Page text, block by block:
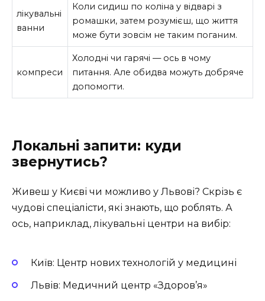
лікувальні
ванни
Коли сидиш по коліна у відварі з
ромашки, затем розумієш, що життя
може бути зовсім не таким поганим.
компреси
Холодні чи гарячі — ось в чому
питання. Але обидва можуть добряче
допомогти.
Локальні запити: куди
звернутись?
Живеш у Києві чи можливо у Львові? Скрізь є
чудові спеціалісти, які знають, що роблять. А
ось, наприклад, лікувальні центри на вибір:
Київ: Центр нових технологій у медицині
Львів: Медичний центр «Здоров’я»